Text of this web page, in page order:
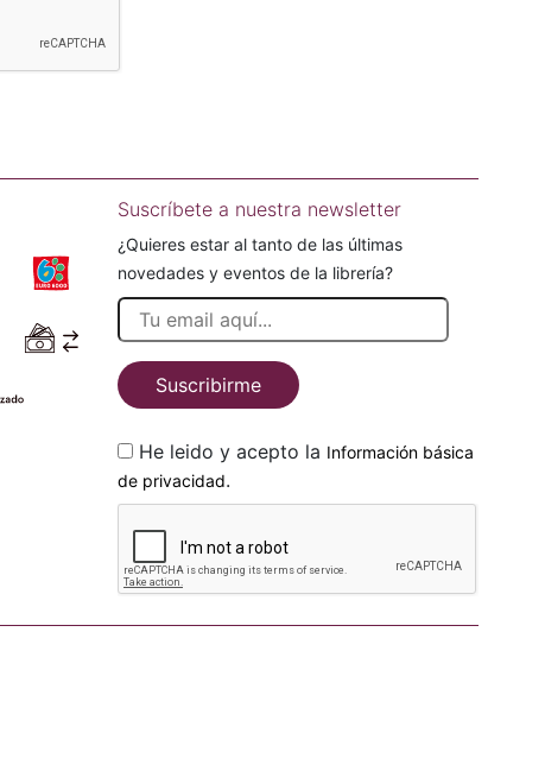
Suscríbete a nuestra newsletter
¿Quieres estar al tanto de las últimas
novedades y eventos de la librería?
Suscribirme
He leido y acepto la Información básica
de privacidad.